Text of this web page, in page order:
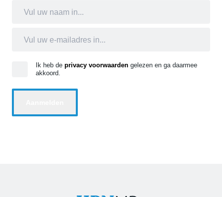
Ik heb de privacy voorwaarden gelezen en ga daarmee
akkoord.